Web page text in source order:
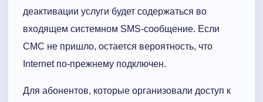
деактивации услуги будет содержаться во
входящем системном SMS-сообщение. Если
СМС не пришло, остается вероятность, что
Internet по-прежнему подключен.
Для абонентов, которые организовали доступ к